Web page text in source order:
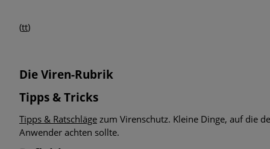
(tt)
Die Viren-Rubrik
Tipps & Tricks
Tipps & Ratschläge zum Virenschutz. Kleine Dinge, auf die
Anwender achten sollte.